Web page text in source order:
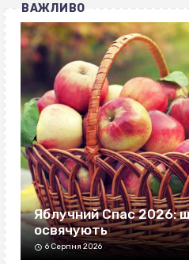
ВАЖЛИВО
Яблучний Спас 2026:
освячують
6 Серпня 2026